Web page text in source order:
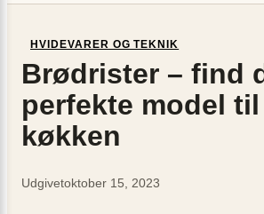
HVIDEVARER OG TEKNIK
Brødrister – find
perfekte model
køkken
Udgivetoktober 15, 2023